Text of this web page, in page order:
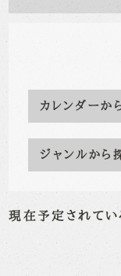
カレンダーか
ジャンルから
現在予定されてい